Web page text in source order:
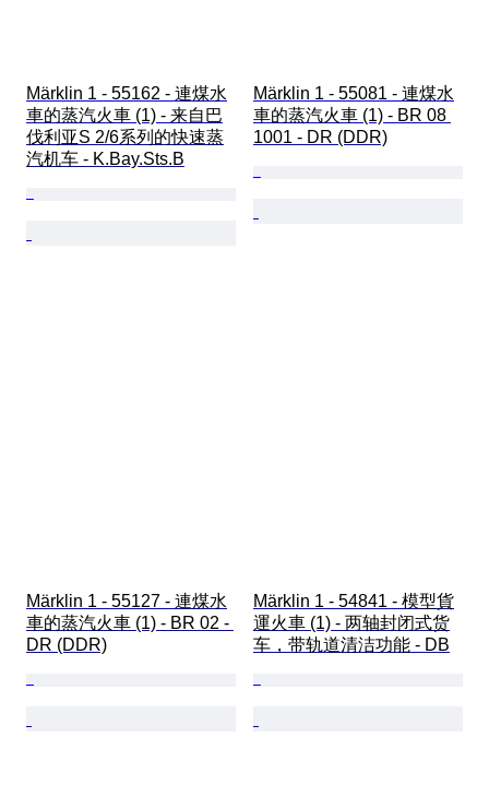
Märklin 1 - 55162 - 連煤水
車的蒸汽火車 (1) - 来自巴
伐利亚S 2/6系列的快速蒸
汽机车 - K.Bay.Sts.B
Märklin 1 - 55081 - 連煤水
車的蒸汽火車 (1) - BR 08
1001 - DR (DDR)
Märklin 1 - 55127 - 連煤水
車的蒸汽火車 (1) - BR 02 -
DR (DDR)
Märklin 1 - 54841 - 模型貨
運火車 (1) - 两轴封闭式货
车，带轨道清洁功能 - DB